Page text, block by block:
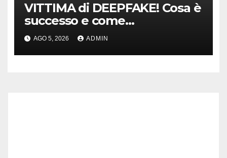
VITTIMA di DEEPFAKE! Cosa è
successo e come
DIFENDERSI!
AGO 5, 2026 ADMIN